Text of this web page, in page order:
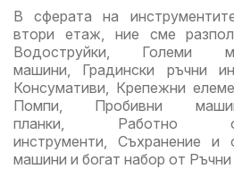
В сферата на
втори етаж, ние сме
Водоструйки, Големи
машини, Градински ръчни
Консумативи, Крепежни
Помпи, Пробивни
планки, Работно
инструменти, Съхранение и
машини и богат набор от